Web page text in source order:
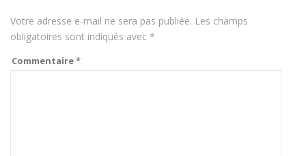
Votre adresse e-mail ne sera pas publiée. Les champs
obligatoires sont indiqués avec *
Commentaire*